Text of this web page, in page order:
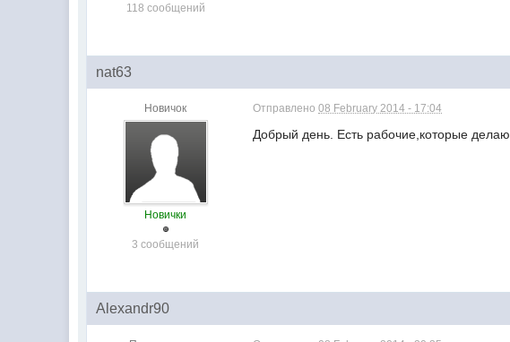
118 сообщений
nat63
Новичок
Новички
3 сообщений
Отправлено08 February 2014 - 17:04
Добрый день. Есть рабочие,которые
Alexandr90